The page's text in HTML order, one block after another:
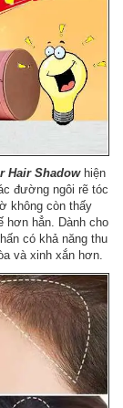
Hair Shadowhiện
đường ngôi rẽ tóc
không còn thấy
hơn hẳn. Dành cho
có khả năng thu
và xinh xắn hơn.